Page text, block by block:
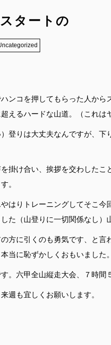
タートの
ンコを押してもらった人か
えるハードな山道。（これは
登りは大丈夫なんですが、
掛け合い、挨拶を交わした
。
はりトレーニングしてそこ
た（山登りに一切関係なし）
方に引くのも勇気です、と
当に恥ずかしくおもいました
。六甲全山縦走大会、７時
週も宜しくお願いします。